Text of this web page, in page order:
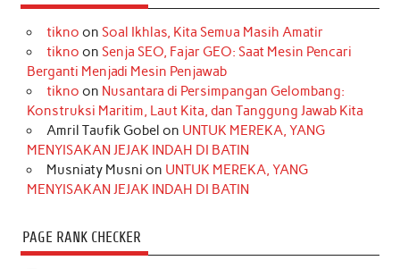
tikno on Soal Ikhlas, Kita Semua Masih Amatir
tikno on Senja SEO, Fajar GEO: Saat Mesin Pencari
Berganti Menjadi Mesin Penjawab
tikno on Nusantara di Persimpangan Gelombang:
Konstruksi Maritim, Laut Kita, dan Tanggung Jawab Kita
Amril Taufik Gobel on UNTUK MEREKA, YANG
MENYISAKAN JEJAK INDAH DI BATIN
Musniaty Musni on UNTUK MEREKA, YANG
MENYISAKAN JEJAK INDAH DI BATIN
PAGE RANK CHECKER